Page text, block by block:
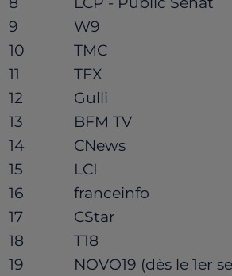
9
W9
10
TMC
11
TFX
12
Gulli
13
BFM TV
14
CNews
15
LCI
16
franceinfo
17
CStar
18
T18
19
NOVO19 (dès le 1er